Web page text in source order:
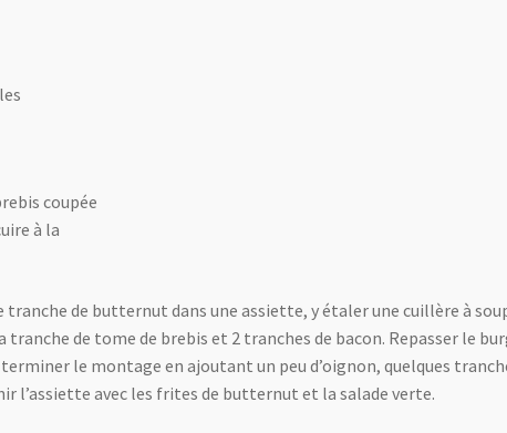
coupée
à la
de butternut dans une assiette, y étaler une cuillère à
de tome de brebis et 2 tranches de bacon. Repasser le
le montage en ajoutant un peu d’oignon, quelques
l’assiette avec les frites de butternut et la salade verte.